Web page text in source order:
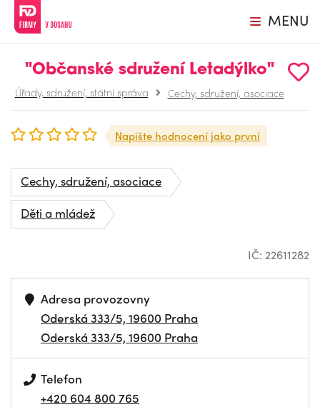
MENU
"Občanské sdružení Letadýlko"
Úřady, sdružení, státní správa Cechy, sdružení, asociace
Napište hodnocení jako první
Cechy, sdružení, asociace
Děti a mládež
IČ: 22611282
Adresa provozovny
Oderská 333/5, 19600 Praha
Oderská 333/5, 19600 Praha
Telefon
+420 604 800 765